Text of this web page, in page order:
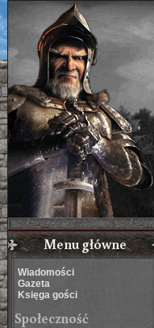
Menu główne
Wiadomości
Gazeta
Księga gości
Społeczność